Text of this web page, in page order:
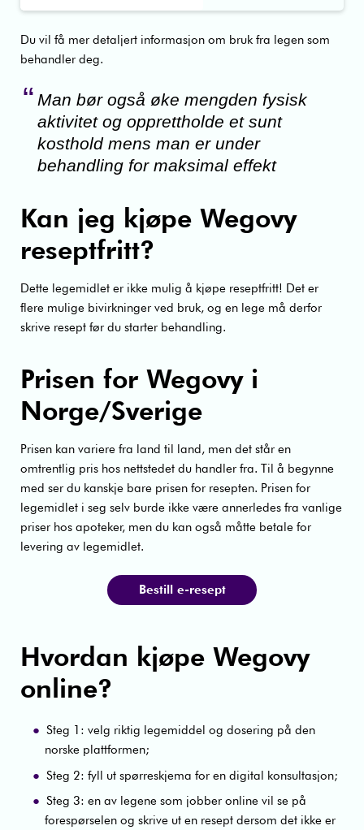
Du vil få mer detaljert informasjon om bruk fra legen som
behandler deg.
Man bør også øke mengden fysisk
aktivitet og opprettholde et sunt
kosthold mens man er under
behandling for maksimal effekt
Kan jeg kjøpe Wegovy
reseptfritt?
Dette legemidlet er ikke mulig å kjøpe reseptfritt! Det er
flere mulige bivirkninger ved bruk, og en lege må derfor
skrive resept før du starter behandling.
Prisen for Wegovy i
Norge/Sverige
Prisen kan variere fra land til land, men det står en
omtrentlig pris hos nettstedet du handler fra. Til å begynne
med ser du kanskje bare prisen for resepten. Prisen for
legemidlet i seg selv burde ikke være annerledes fra vanlige
priser hos apoteker, men du kan også måtte betale for
levering av legemidlet.
Bestill e-resept
Hvordan kjøpe Wegovy
online?
Steg 1: velg riktig legemiddel og dosering på den
norske plattformen;
Steg 2: fyll ut spørreskjema for en digital konsultasjon;
Steg 3: en av legene som jobber online vil se på
forespørselen og skrive ut en resept dersom det ikke er